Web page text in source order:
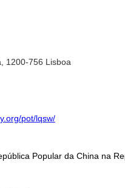
1200-756 Lisboa
pot/lqsw/
Popular da China na